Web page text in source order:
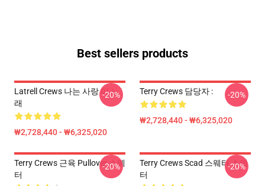
Best sellers products
Latrell Crews 나는 사랑 이 노
래
₩2,728,440 - ₩6,325,020
-20% Terry Crews 담당자 :
₩2,728,440 - ₩6,325,020
-20%
Terry Crews 근육 Pullover 스웨
터
-20%
Terry Crews Scad 스웨터 스웨
터
-20%